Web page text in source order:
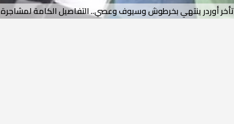
تأخر أوردر ينتهي بخرطوش وسيوف وعصي.. التفاصيل الكامة لمشاجرة